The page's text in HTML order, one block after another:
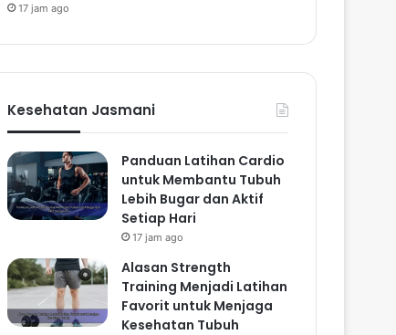
17 jam ago
Kesehatan Jasmani
Panduan Latihan Cardio
untuk Membantu Tubuh
Lebih Bugar dan Aktif
Setiap Hari
17 jam ago
Alasan Strength
Training Menjadi Latihan
Favorit untuk Menjaga
Kesehatan Tubuh